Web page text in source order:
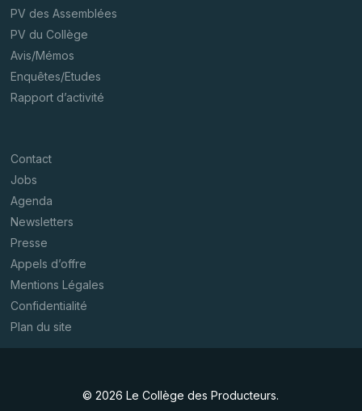
PV des Assemblées
PV du Collège
Avis/Mémos
Enquêtes/Etudes
Rapport d’activité
Contact
Jobs
Agenda
Newsletters
Presse
Appels d’offre
Mentions Légales
Confidentialité
Plan du site
© 2026 Le Collège des Producteurs.